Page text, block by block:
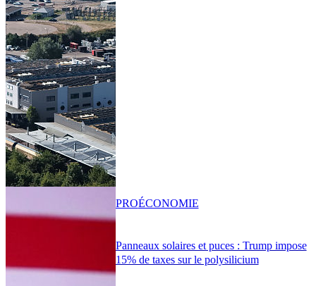
Panneaux solaires et puces : Trump impose
15% de taxes sur le polysilicium
PROÉCONOMIE